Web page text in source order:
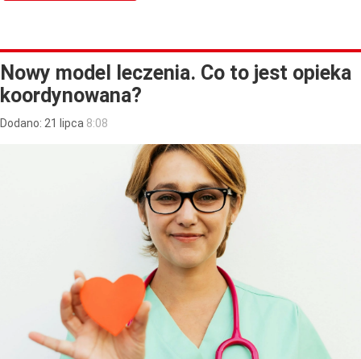
Nowy model leczenia. Co to jest opieka
koordynowana?
Dodano: 21 lipca 8:08